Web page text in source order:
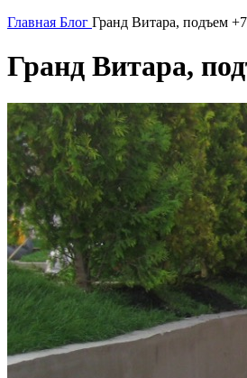
Главная Блог Гранд Витара, подъем
Гранд Витара,